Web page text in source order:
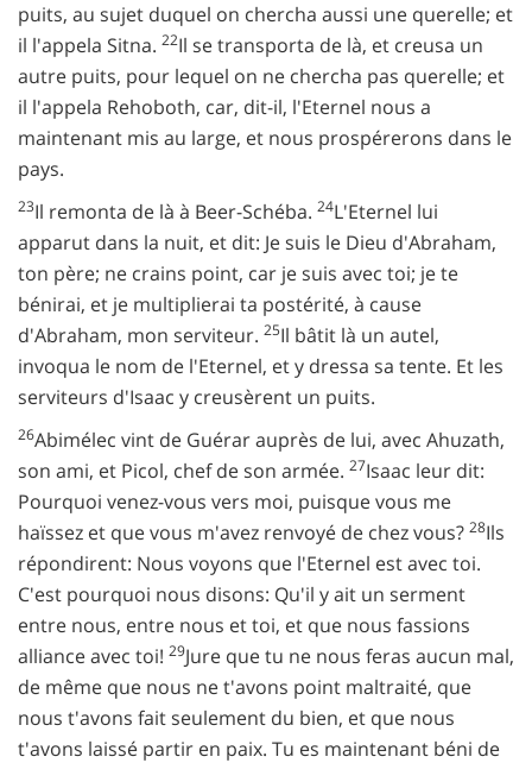
puits, au sujet duquel on chercha aussi une querelle; et
il l'appela Sitna. 22Il se transporta de là, et creusa un
autre puits, pour lequel on ne chercha pas querelle; et
il l'appela Rehoboth, car, dit-il, l'Eternel nous a
maintenant mis au large, et nous prospérerons dans le
pays.
23Il remonta de là à Beer-Schéba. 24L'Eternel lui
apparut dans la nuit, et dit: Je suis le Dieu d'Abraham,
ton père; ne crains point, car je suis avec toi; je te
bénirai, et je multiplierai ta postérité, à cause
d'Abraham, mon serviteur. 25Il bâtit là un autel,
invoqua le nom de l'Eternel, et y dressa sa tente. Et les
serviteurs d'Isaac y creusèrent un puits.
26Abimélec vint de Guérar auprès de lui, avec Ahuzath,
son ami, et Picol, chef de son armée. 27Isaac leur dit:
Pourquoi venez-vous vers moi, puisque vous me
haïssez et que vous m'avez renvoyé de chez vous? 28Ils
répondirent: Nous voyons que l'Eternel est avec toi.
C'est pourquoi nous disons: Qu'il y ait un serment
entre nous, entre nous et toi, et que nous fassions
alliance avec toi! 29Jure que tu ne nous feras aucun mal,
de même que nous ne t'avons point maltraité, que
nous t'avons fait seulement du bien, et que nous
t'avons laissé partir en paix. Tu es maintenant béni de